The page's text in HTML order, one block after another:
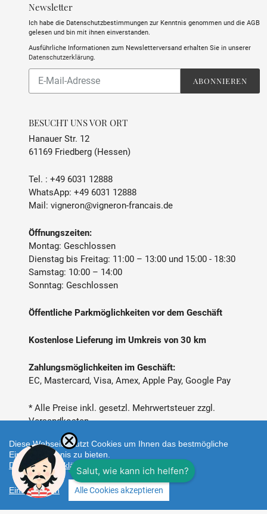
Newsletter
Ich habe die Datenschutzbestimmungen zur Kenntnis genommen und die AGB
gelesen und bin mit ihnen einverstanden.
Ausführliche Informationen zum Newsletterversand erhalten Sie in unserer
Datenschutzerklärung.
unsere
ABONNIEREN
BESUCHT UNS VOR ORT
Hanauer Str. 12
61169 Friedberg (Hessen)
Tel. : +49 6031 12888
WhatsApp: +49 6031 12888
Mail: vigneron@vigneron-francais.de
Öffnungszeiten:
Montag: Geschlossen
Dienstag bis Freitag: 11:00 – 13:00 und 15:00 - 18:30
Samstag: 10:00 – 14:00
Sonntag: Geschlossen
Öffentliche Parkmöglichkeiten vor dem Geschäft
Kostenlose Lieferung im Umkreis von 30 km
Zahlungsmöglichkeiten im Geschäft:
EC, Mastercard, Visa, Amex, Apple Pay, Google Pay
* Alle Preise inkl. gesetzl. Mehrwertsteuer zzgl.
Versandkosten
Zahlungsarten
Diese Webseite nutzt Cookies um Ihnen das bestmögliche
Einkaufserlebnis zu bieten.
Datenschutzerklärung
Einstellungen Alle Cookies akzeptieren